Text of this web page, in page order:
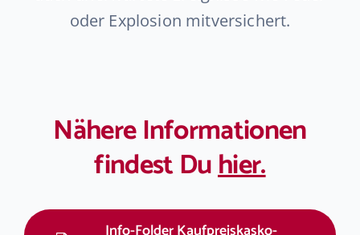
oder Explosion mitversichert.
Nähere Informationen
findest Duhier.